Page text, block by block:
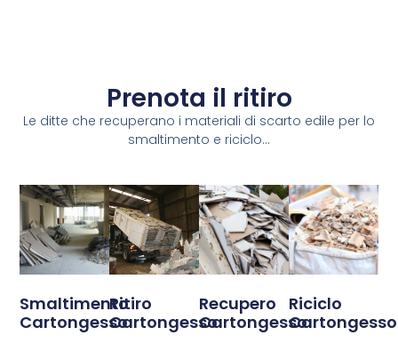
Prenota il ritiro
Le ditte che recuperano i materiali di scarto edile per lo
smaltimento e riciclo...
Smaltimento
Cartongesso
Ritiro
Cartongesso
Recupero
Cartongesso
Riciclo
Cartongesso